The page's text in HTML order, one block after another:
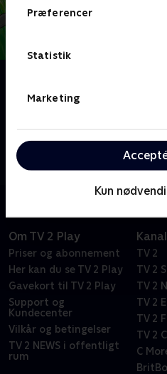
Præferencer
Statistik
Marketing
Kun
En række små tegnefilm for
nyt lille dyrebarn og følger
hverdagens udfordringer.
Om TV 2 Play
Priser og abonnement
Her kan du se TV 2 Play
Gavekort til TV 2 Play
Support og
Kundecenter
Vilkår og betingelser
TV 2 NEWS i offentligt
rum
TV 2
TV 2
TV 2
TV 2
TV 2
TV 2
C